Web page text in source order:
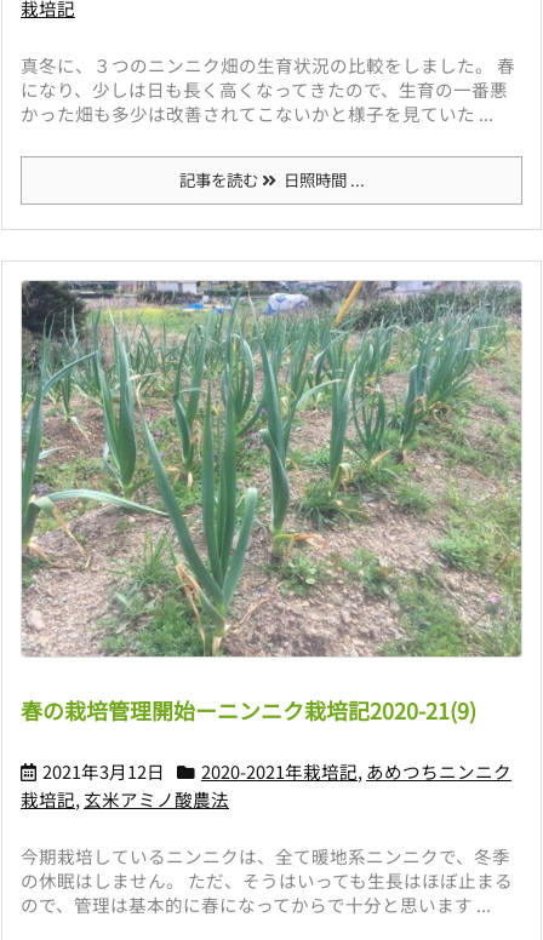
栽培記
真冬に、３つのニンニク畑の生育状況の比較をしました。 春
になり、少しは日も長く高くなってきたので、生育の一番悪
かった畑も多少は改善されてこないかと様子を見ていた ...
記事を読む 日照時間 ...
春の栽培管理開始ーニンニク栽培記2020-21(9)
2021年3月12日 2020-2021年栽培記, あめつちニンニク
栽培記,玄米アミノ酸農法
今期栽培しているニンニクは、全て暖地系ニンニクで、冬季
の休眠はしません。 ただ、そうはいっても生長はほぼ止まる
ので、管理は基本的に春になってからで十分と思います ...